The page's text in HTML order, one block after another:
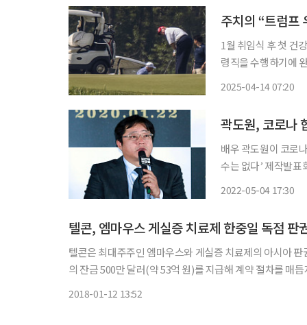
주치의 “트럼프
1월 취임식 후 첫 건강검진 결과 발표 도널드 트럼
령직을 수행하기에
2025-04-14 07:20
곽도원, 코로나
배우 곽도원이 코로나19 확
수는 없다’ 제작발
2022-05-04 17:30
텔콘, 엠마우스 게실증 치료제 한중일 독점
텔콘은 최대주주인 엠마우스와 게실증 치료제의 아시아 판권 관련 개
의 잔금 500만 달러(약 53억 원)를 지급해 계약 절차를 매듭지었다. 이번에 개정된 합의서에 따르면 텔콘은 게실
2018-01-12 13:52